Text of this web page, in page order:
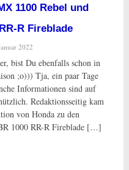
1100 Rebel und
R Fireblade
2022
bist Du ebenfalls schon in
;o))) Tja, ein paar Tage
Informationen sind auf
Redaktionsseitig kam
von Honda zu den
1000 RR-R Fireblade […]